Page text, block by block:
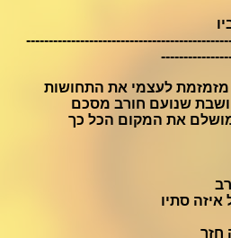
מזמזמת לעצמי את התחושות
שנועם חורב מסכם
מושלם את המקום הכל כך
סתיו
חזר